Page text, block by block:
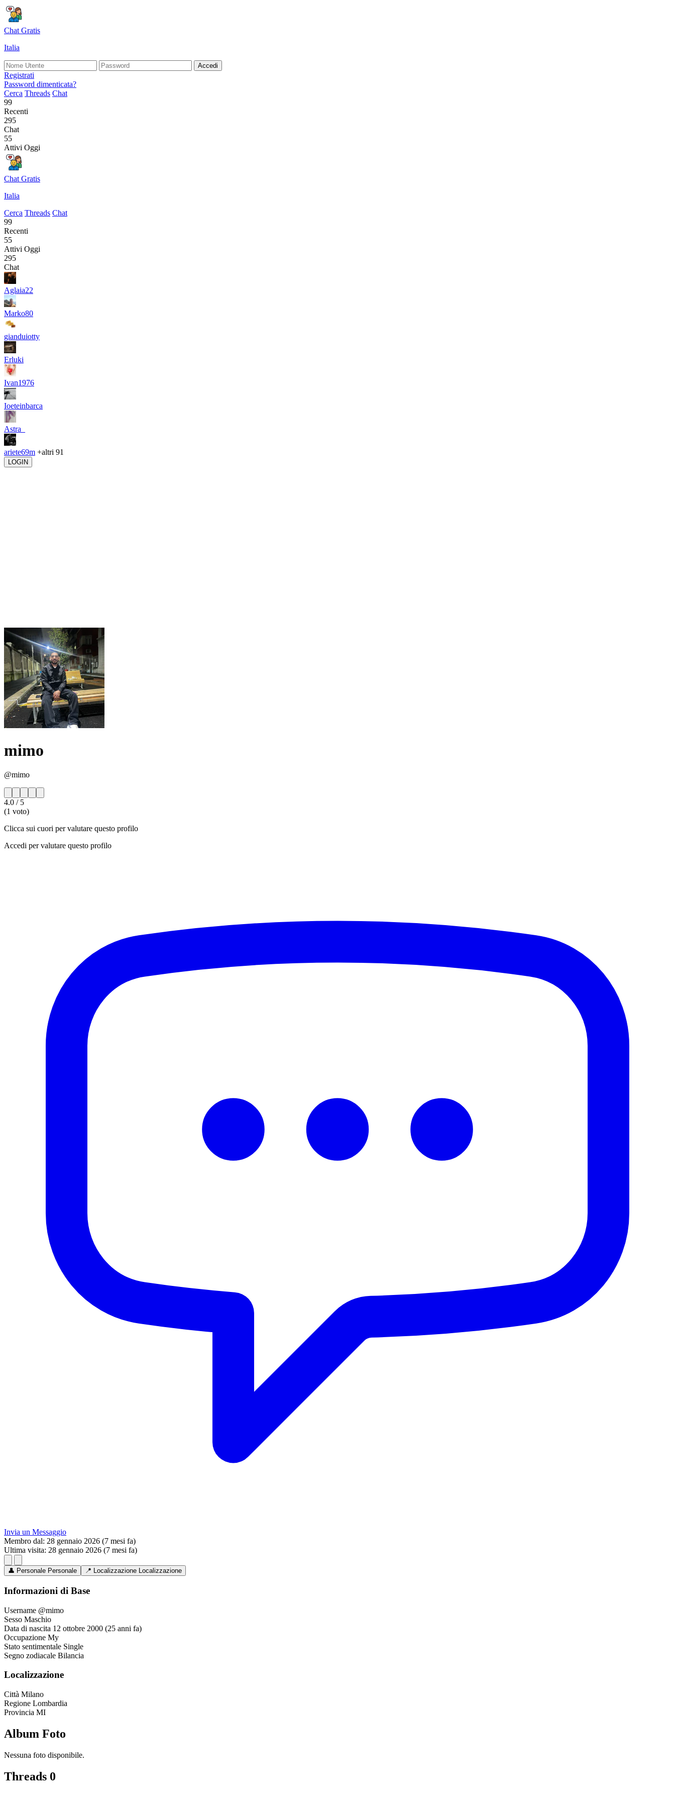
Chat Gratis
Italia
Accedi
Registrati
Password dimenticata?
Cerca Threads Chat
99
Recenti
295
Chat
55
Attivi Oggi
Chat Gratis
Italia
Cerca Threads Chat
99
Recenti
55
Attivi Oggi
295
Chat
Aglaia22
Marko80
gianduiotty
Erluki
Ivan1976
Ioeteinbarca
Astra_
ariete69m +altri 91
LOGIN
mimo
@mimo
4.0 / 5
(1 voto)
Clicca sui cuori per valutare questo profilo
Accedi per valutare questo profilo
Invia un Messaggio
Membro dal: 28 gennaio 2026 (7 mesi fa)
Ultima visita: 28 gennaio 2026 (7 mesi fa)
👤 Personale Personale 📍 Localizzazione Localizzazione
Informazioni di Base
Username @mimo
Sesso Maschio
Data di nascita 12 ottobre 2000 (25 anni fa)
Occupazione My
Stato sentimentale Single
Segno zodiacale Bilancia
Localizzazione
Città Milano
Regione Lombardia
Provincia MI
Album Foto
Nessuna foto disponibile.
Threads 0